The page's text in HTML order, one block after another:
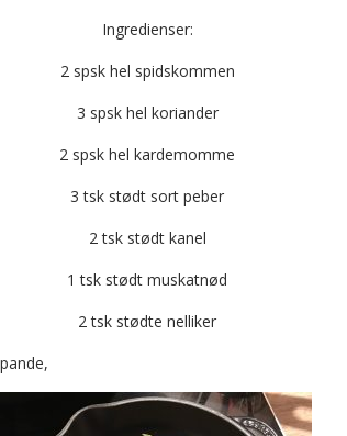
Ingredienser:
2 spsk hel spidskommen
3 spsk hel koriander
2 spsk hel kardemomme
3 tsk stødt sort peber
2 tsk stødt kanel
1 tsk stødt muskatnød
2 tsk stødte nelliker